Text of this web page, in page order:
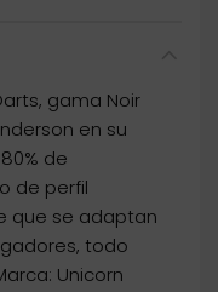
gama Noir
en su
de
de perfil
que se adaptan
todo
Unicorn